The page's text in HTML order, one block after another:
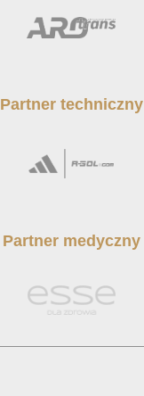
Partner techniczny
Partner medyczny